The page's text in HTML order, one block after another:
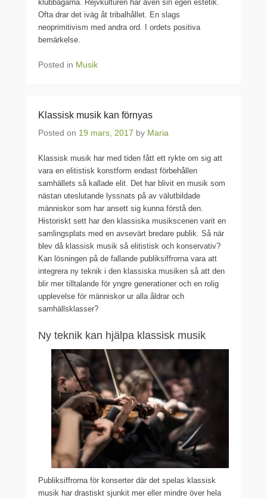
klubbägarna. Rejvkulturen har även sin egen estetik.
Ofta drar det iväg åt tribalhållet. En slags
neoprimitivism med andra ord. I ordets positiva
bemärkelse.
Posted in Musik
Klassisk musik kan förnyas
Posted on 19 mars, 2017 by Maria
Klassisk musik har med tiden fått ett rykte om sig att
vara en elitistisk konstform endast förbehållen
samhällets så kallade elit. Det har blivit en musik som
nästan uteslutande lyssnats på av välutbildade
människor som har ansett sig kunna förstå den.
Historiskt sett har den klassiska musikscenen varit en
samlingsplats med en avsevärt bredare publik. Så när
blev då klassisk musik så elitistisk och konservativ?
Kan lösningen på de fallande publiksiffrorna vara att
integrera ny teknik i den klassiska musiken så att den
blir mer tilltalande för yngre generationer och en rolig
upplevelse för människor ur alla åldrar och
samhällsklasser?
Ny teknik kan hjälpa klassisk musik
Publiksiffrorna för konserter där det spelas klassisk
musik har drastiskt sjunkit mer eller mindre över hela